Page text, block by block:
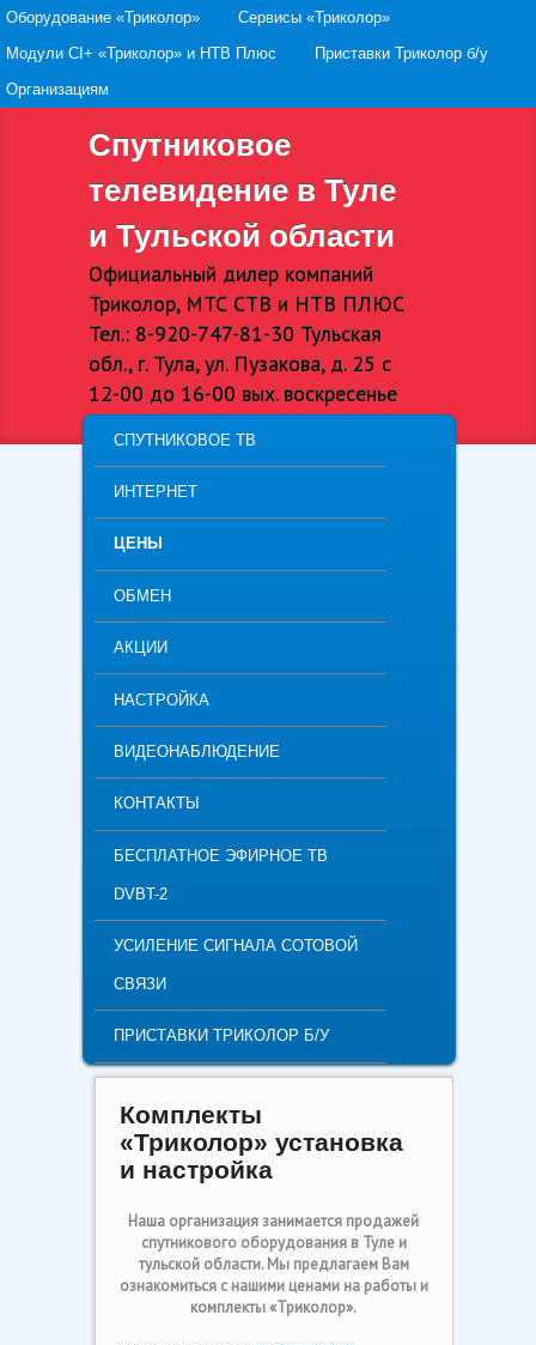
Secondary menu
Skip to primary content
Skip to secondary content
Оборудование «Триколор»
Сервисы «Триколор»
Модули CI+ «Триколор» и НТВ Плюс
Приставки Триколор б/у
Организациям
Спутниковое
телевидение в Туле
и Тульской области
Официальный дилер компаний
Триколор, МТС СТВ и НТВ ПЛЮС
Тел.: 8-920-747-81-30 Тульская
обл., г. Тула, ул. Пузакова, д. 25 с
12-00 до 16-00 вых. воскресенье
SKIP TO PRIMARY CONTENT
SKIP TO SECONDARY CONTENT
СПУТНИКОВОЕ ТВ
ИНТЕРНЕТ
ЦЕНЫ
ОБМЕН
АКЦИИ
НАСТРОЙКА
ВИДЕОНАБЛЮДЕНИЕ
КОНТАКТЫ
БЕСПЛАТНОЕ ЭФИРНОЕ ТВ
DVBT-2
УСИЛЕНИЕ СИГНАЛА СОТОВОЙ
СВЯЗИ
ПРИСТАВКИ ТРИКОЛОР Б/У
Комплекты
«Триколор» установка
и настройка
Наша организация занимается продажей
спутникового оборудования в Туле и
тульской области.Мы предлагаем Вам
ознакомиться с нашими ценами на работы и
комплекты «Триколор».